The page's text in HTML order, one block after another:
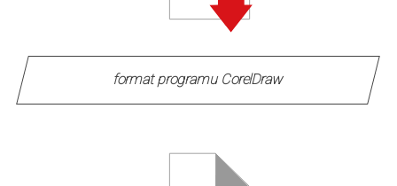
format programu CorelDraw